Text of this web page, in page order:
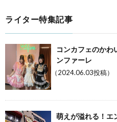
ライター特集記事
コンカフェのか
ンファーレ
（2024.06.03投稿）
萌えが溢れる！エ